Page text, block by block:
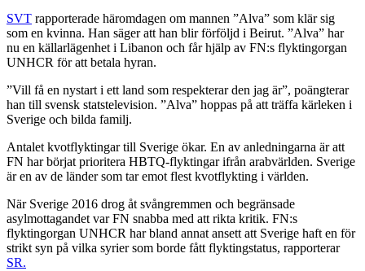
SVT rapporterade häromdagen om mannen ”Alva” som klär sig
som en kvinna. Han säger att han blir förföljd i Beirut. ”Alva” har
nu en källarlägenhet i Libanon och får hjälp av FN:s flyktingorgan
UNHCR för att betala hyran.
”Vill få en nystart i ett land som respekterar den jag är”, poängterar
han till svensk statstelevision. ”Alva” hoppas på att träffa kärleken i
Sverige och bilda familj.
Antalet kvotflyktingar till Sverige ökar. En av anledningarna är att
FN har börjat prioritera HBTQ-flyktingar ifrån arabvärlden. Sverige
är en av de länder som tar emot flest kvotflykting i världen.
När Sverige 2016 drog åt svångremmen och begränsade
asylmottagandet var FN snabba med att rikta kritik. FN:s
flyktingorgan UNHCR har bland annat ansett att Sverige haft en för
strikt syn på vilka syrier som borde fått flyktingstatus, rapporterar
SR.